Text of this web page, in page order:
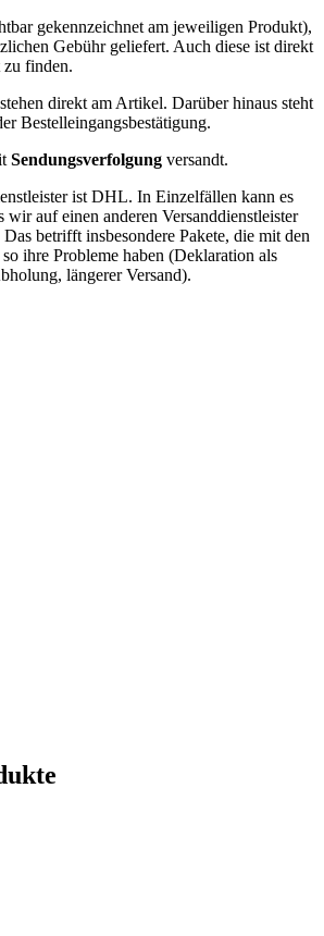
gekennzeichnet am jeweiligen Produkt),
Gebühr geliefert. Auch diese ist direkt
finden.
stehen direkt am Artikel. Darüber hinaus steht
Bestelleingangsbestätigung.
Sendungsverfolgung versandt.
ist DHL. In Einzelfällen kann es
wir auf einen anderen Versanddienstleister
betrifft insbesondere Pakete, die mit den
ihre Probleme haben (Deklaration als
längerer Versand).